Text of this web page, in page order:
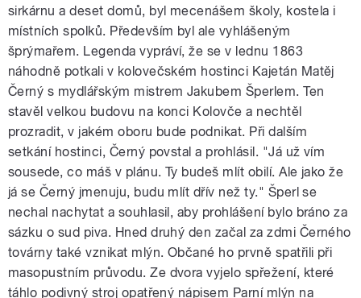
sirkárnu a deset domů, byl mecenášem školy, kostela i
místních spolků. Především byl ale vyhlášeným
šprýmařem. Legenda vypráví, že se v lednu 1863
náhodně potkali v kolovečském hostinci Kajetán Matěj
Černý s mydlářským mistrem Jakubem Šperlem. Ten
stavěl velkou budovu na konci Kolovče a nechtěl
prozradit, v jakém oboru bude podnikat. Při dalším
setkání hostinci, Černý povstal a prohlásil. "Já už vím
sousede, co máš v plánu. Ty budeš mlít obilí. Ale jako že
já se Černý jmenuju, budu mlít dřív než ty." Šperl se
nechal nachytat a souhlasil, aby prohlášení bylo bráno za
sázku o sud piva. Hned druhý den začal za zdmi Černého
továrny také vznikat mlýn. Občané ho prvně spatřili při
masopustním průvodu. Ze dvora vyjelo spřežení, které
táhlo podivný stroj opatřený nápisem Parní mlýn na